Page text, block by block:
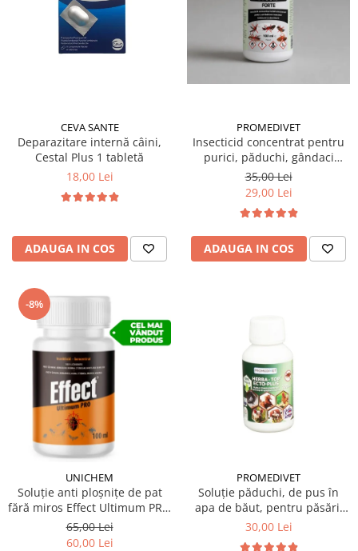
Suplimente și vitamine păsări și
Antidiareice
CEVA SANTE
Deparazitare internă câini,
Cestal Plus 1 tabletă
18,00 Lei
ADAUGA IN COS
PROMEDIVET
Insecticid concentrat pentru
purici, păduchi, gândaci
Ectocid Forte T 100 ml
35,00 Lei
29,00 Lei
ADAUGA IN COS
-8%
UNICHEM
Soluție anti ploșnițe de pat
fără miros Effect Ultimum PRO
100 ml
65,00 Lei
60,00 Lei
PROMEDIVET
Soluție păduchi, de pus în
apa de băut, pentru păsări,
Herba Top Ecto Plus 100 ml
30,00 Lei